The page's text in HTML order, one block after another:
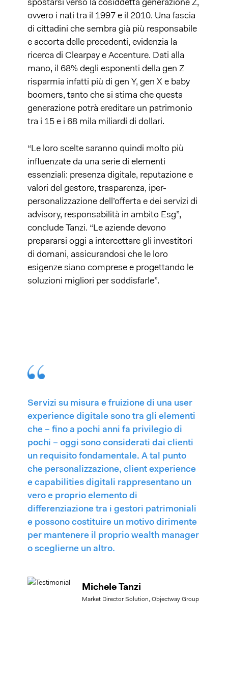
spostarsi verso la cosiddetta generazione Z,
ovvero i nati tra il 1997 e il 2010. Una fascia
di cittadini che sembra già più responsabile
e accorta delle precedenti, evidenzia la
ricerca di Clearpay e Accenture. Dati alla
mano, il 68% degli esponenti della gen Z
risparmia infatti più di gen Y, gen X e baby
boomers, tanto che si stima che questa
generazione potrà ereditare un patrimonio
tra i 15 e i 68 mila miliardi di dollari.
“Le loro scelte saranno quindi molto più
influenzate da una serie di elementi
essenziali: presenza digitale, reputazione e
valori del gestore, trasparenza, iper-
personalizzazione dell’offerta e dei servizi di
advisory, responsabilità in ambito Esg”,
conclude Tanzi. “Le aziende devono
prepararsi oggi a intercettare gli investitori
di domani, assicurandosi che le loro
esigenze siano comprese e progettando le
soluzioni migliori per soddisfarle”.
Servizi su misura e fruizione di una user
experience digitale sono tra gli elementi
che – fino a pochi anni fa privilegio di
pochi – oggi sono considerati dai clienti
un requisito fondamentale. A tal punto
che personalizzazione, client experience
e capabilities digitali rappresentano un
vero e proprio elemento di
differenziazione tra i gestori patrimoniali
e possono costituire un motivo dirimente
per mantenere il proprio wealth manager
o sceglierne un altro.
Michele Tanzi
Market Director Solution, Objectway Group